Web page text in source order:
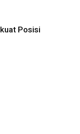
Posisi